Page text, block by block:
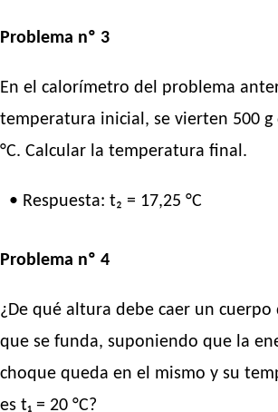
Problema nº 3
En el calorímetro del problema
temperatura inicial, se vierten 500 g
°C. Calcular la temperatura final.
• Respuesta: t₂ = 17,25 °C
Problema nº 4
¿De qué altura debe caer un
que se funda, suponiendo que la
choque queda en el mismo y su
es t₁ = 20 °C?